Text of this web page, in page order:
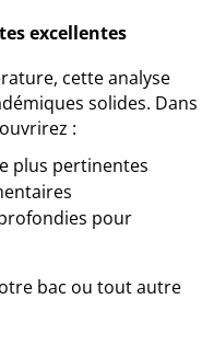
excellentes
cette analyse
solides. Dans
:
plus pertinentes
pour
bac ou tout autre